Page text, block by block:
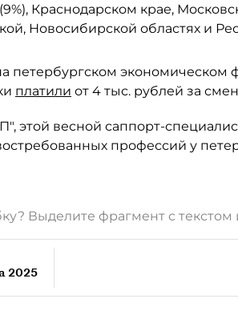
Краснодарском крае,
Новосибирской областях и
петербургском экономическом
платили от 4 тыс. рублей за
этой весной саппорт-
профессий у
Выделите фрагмент с текстом
2025